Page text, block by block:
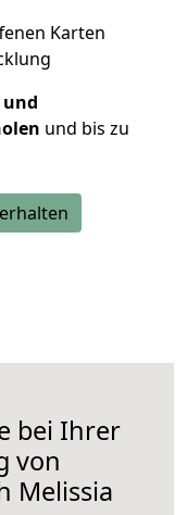
Karten
und bis zu
bei Ihrer
von
Melissia